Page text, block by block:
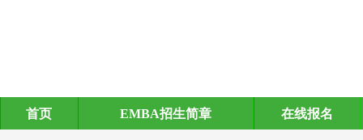
首页 EMBA招生简章 在线报名